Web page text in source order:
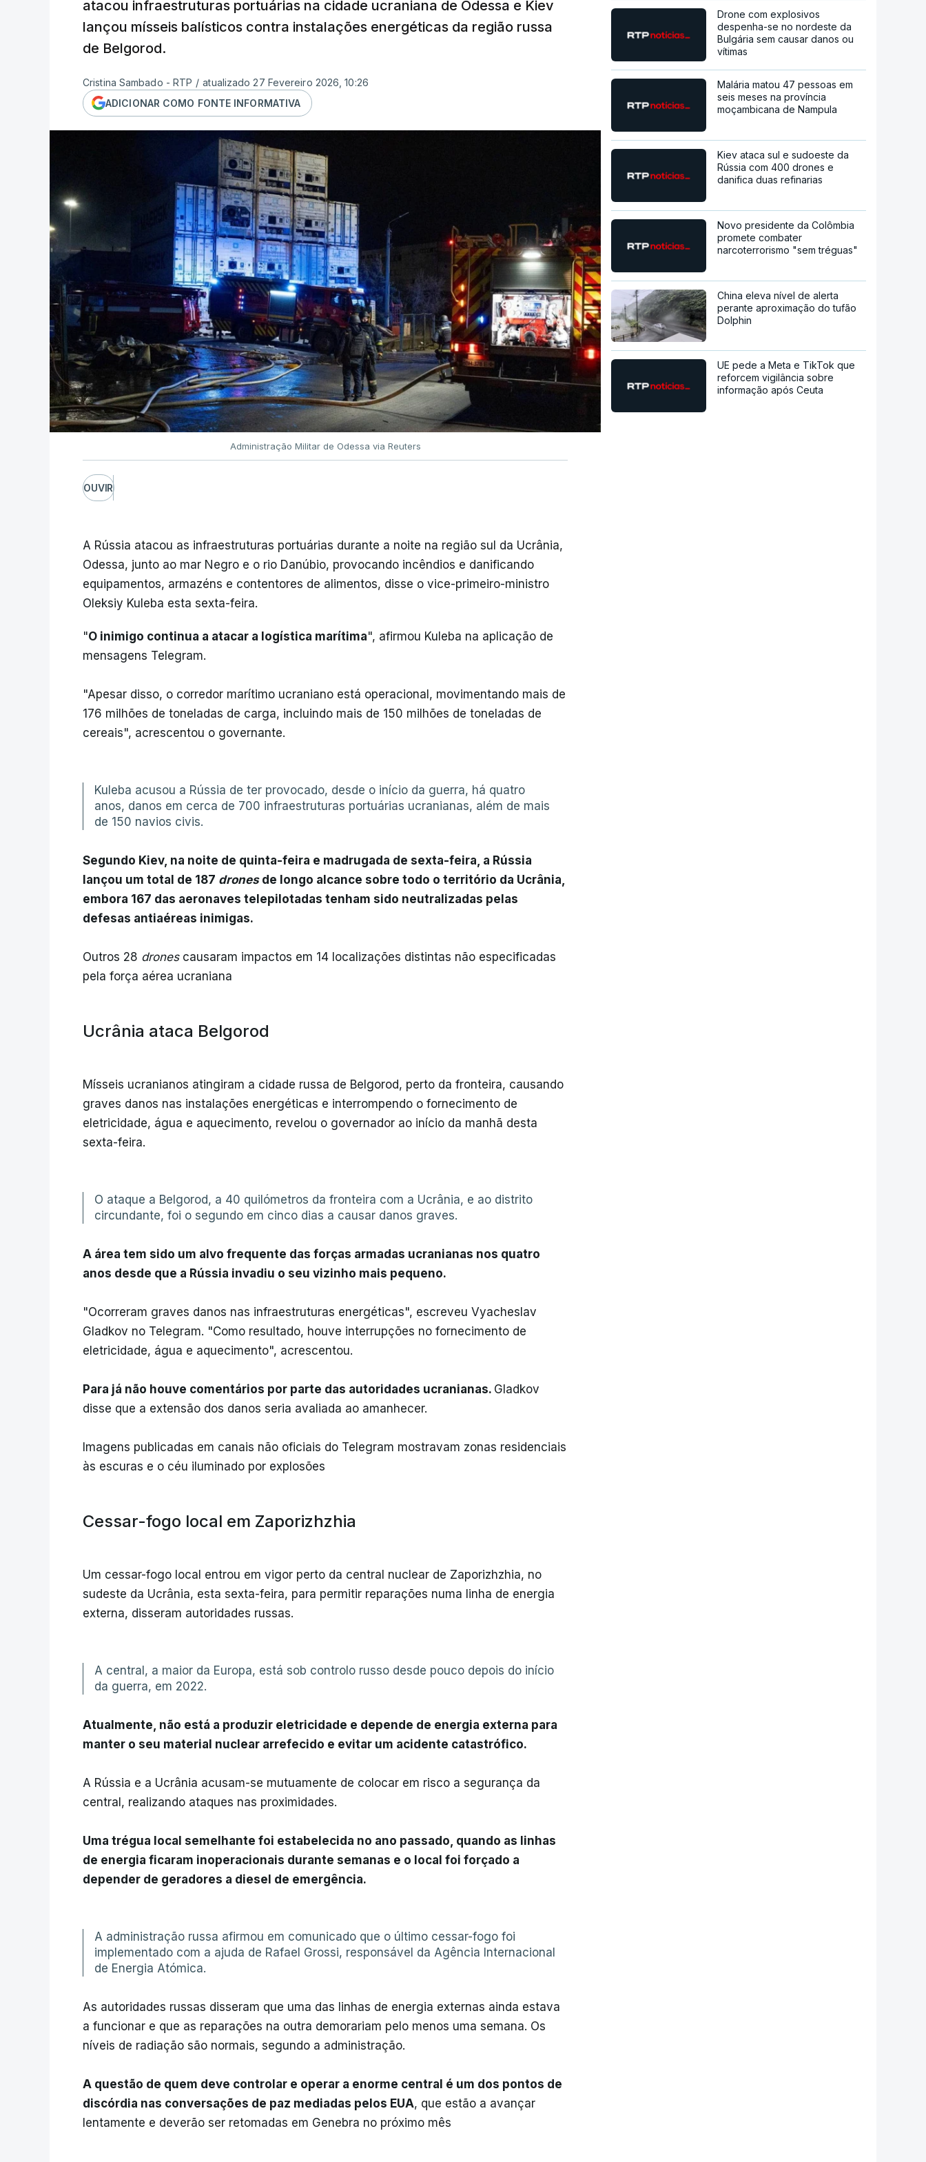
atacou infraestruturas portuárias na cidade ucraniana de Odessa e Kiev
lançou mísseis balísticos contra instalações energéticas da região russa
de Belgorod.
Cristina Sambado - RTP / atualizado 27 Fevereiro 2026, 10:26
ADICIONAR COMO FONTE INFORMATIVA
Administração Militar de Odessa via Reuters
OUVIR
A Rússia atacou as infraestruturas portuárias durante a noite na região sul da Ucrânia,
Odessa, junto ao mar Negro e o rio Danúbio, provocando incêndios e danificando
equipamentos, armazéns e contentores de alimentos, disse o vice-primeiro-ministro
Oleksiy Kuleba esta sexta-feira.
"O inimigo continua a atacar a logística marítima", afirmou Kuleba na aplicação de
mensagens Telegram.
"Apesar disso, o corredor marítimo ucraniano está operacional, movimentando mais de
176 milhões de toneladas de carga, incluindo mais de 150 milhões de toneladas de
cereais", acrescentou o governante.
Kuleba acusou a Rússia de ter provocado, desde o início da guerra, há quatro
anos, danos em cerca de 700 infraestruturas portuárias ucranianas, além de mais
de 150 navios civis.
Segundo Kiev, na noite de quinta-feira e madrugada de sexta-feira, a Rússia
lançou um total de 187 dronesde longo alcance sobre todo o território da Ucrânia,
embora 167 das aeronaves telepilotadas tenham sido neutralizadas pelas
defesas antiaéreas inimigas.
Outros 28 dronescausaram impactos em 14 localizações distintas não especificadas
pela força aérea ucraniana
Ucrânia ataca Belgorod
Mísseis ucranianos atingiram a cidade russa de Belgorod, perto da fronteira, causando
graves danos nas instalações energéticas e interrompendo o fornecimento de
eletricidade, água e aquecimento, revelou o governador ao início da manhã desta
sexta-feira.
O ataque a Belgorod, a 40 quilómetros da fronteira com a Ucrânia, e ao distrito
circundante, foi o segundo em cinco dias a causar danos graves.
A área tem sido um alvo frequente das forças armadas ucranianas nos quatro
anos desde que a Rússia invadiu o seu vizinho mais pequeno.
"Ocorreram graves danos nas infraestruturas energéticas", escreveu Vyacheslav
Gladkov no Telegram. "Como resultado, houve interrupções no fornecimento de
eletricidade, água e aquecimento", acrescentou.
Para já não houve comentários por parte das autoridades ucranianas. Gladkov
disse que a extensão dos danos seria avaliada ao amanhecer.
Imagens publicadas em canais não oficiais do Telegram mostravam zonas residenciais
às escuras e o céu iluminado por explosões
Cessar-fogo local em Zaporizhzhia
Um cessar-fogo local entrou em vigor perto da central nuclear de Zaporizhzhia, no
sudeste da Ucrânia, esta sexta-feira, para permitir reparações numa linha de energia
externa, disseram autoridades russas.
A central, a maior da Europa, está sob controlo russo desde pouco depois do início
da guerra, em 2022.
Atualmente, não está a produzir eletricidade e depende de energia externa para
manter o seu material nuclear arrefecido e evitar um acidente catastrófico.
A Rússia e a Ucrânia acusam-se mutuamente de colocar em risco a segurança da
central, realizando ataques nas proximidades.
Uma trégua local semelhante foi estabelecida no ano passado, quando as linhas
de energia ficaram inoperacionais durante semanas e o local foi forçado a
depender de geradores a diesel de emergência.
A administração russa afirmou em comunicado que o último cessar-fogo foi
implementado com a ajuda de Rafael Grossi, responsável da Agência Internacional
de Energia Atómica.
As autoridades russas disseram que uma das linhas de energia externas ainda estava
a funcionar e que as reparações na outra demorariam pelo menos uma semana. Os
níveis de radiação são normais, segundo a administração.
A questão de quem deve controlar e operar a enorme central é um dos pontos de
discórdia nas conversações de paz mediadas pelos EUA, que estão a avançar
lentamente e deverão ser retomadas em Genebra no próximo mês
Drone com explosivos
despenha-se no nordeste da
Bulgária sem causar danos ou
vítimas
Malária matou 47 pessoas em
seis meses na província
moçambicana de Nampula
Kiev ataca sul e sudoeste da
Rússia com 400 drones e
danifica duas refinarias
Novo presidente da Colômbia
promete combater
narcoterrorismo "sem tréguas"
China eleva nível de alerta
perante aproximação do tufão
Dolphin
UE pede a Meta e TikTok que
reforcem vigilância sobre
informação após Ceuta